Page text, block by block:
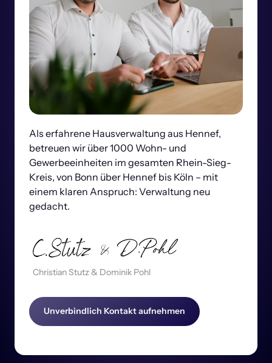
Als erfahrene Hausverwaltung aus Hennef,
betreuen wir über 1000 Wohn- und
Gewerbeeinheiten im gesamten Rhein-Sieg-
Kreis, von Bonn über Hennef bis Köln – mit
einem klaren Anspruch: Verwaltung neu
gedacht.
  Christian Stutz & Dominik Pohl
Unverbindlich Kontakt aufnehmen